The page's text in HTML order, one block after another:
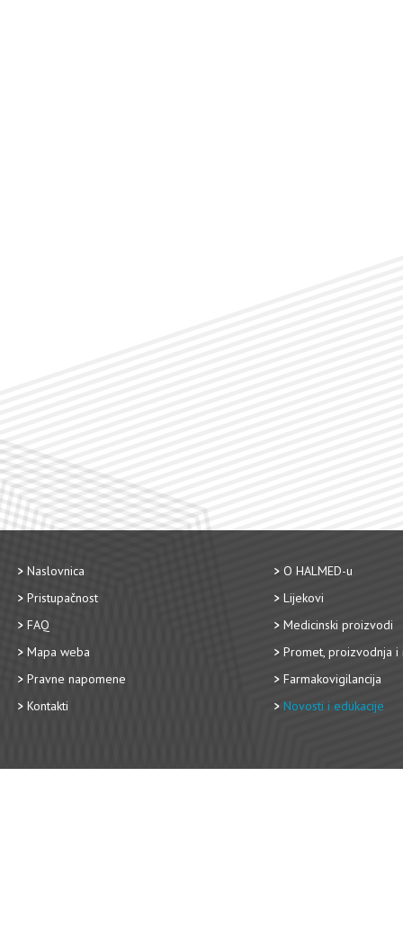
Naslovnica
Pristupačnost
FAQ
Mapa weba
Pravne napomene
Kontakti
O HALMED-u
Lijekovi
Medicinski proizvodi
Promet, proizvodnja i
Farmakovigilancija
Novosti i edukacije